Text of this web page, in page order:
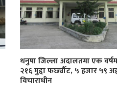
धनुषा जिल्ला अदालतमा एक
२१६ मुद्दा फर्छ्यौट, ५ हजार ५९
विचाराधीन